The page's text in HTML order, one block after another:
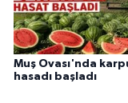
Muş Ovası'nda
hasadı başladı